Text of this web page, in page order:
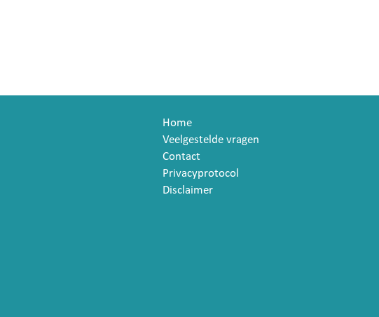
Home
Veelgestelde vragen
Contact
Privacyprotocol
Disclaimer